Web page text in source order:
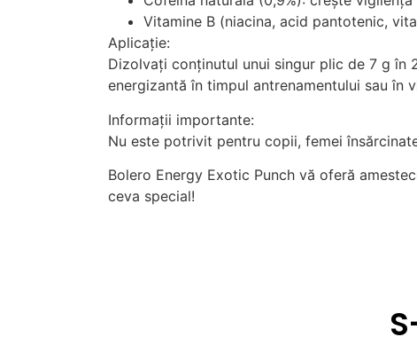
Vitamine B (niacina, acid pantotenic,
Aplicație:
Dizolvați conținutul unui singur plic de 7 g în
energizantă în timpul antrenamentului sau în
Informații importante:
Nu este potrivit pentru copii, femei
Bolero Energy Exotic Punch vă oferă
ceva special!